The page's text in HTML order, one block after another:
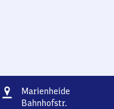
Adresse
Marienheide
Bahnhofstr.